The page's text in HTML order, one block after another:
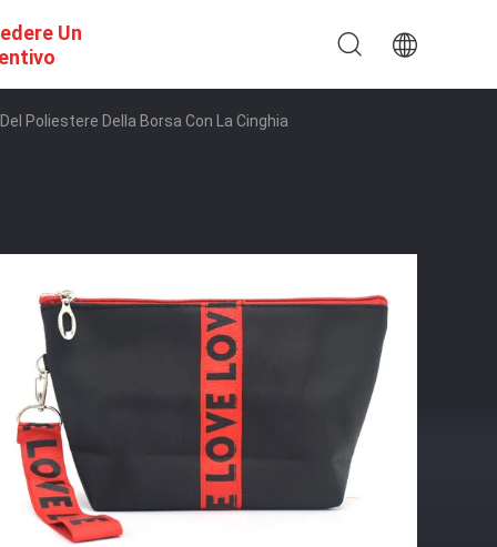
Un
Poliestere Della Borsa Con La Cinghia